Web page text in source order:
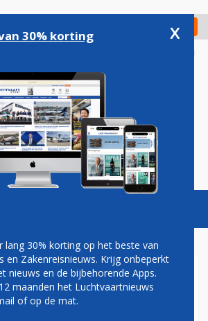
Check in
Podcasts Vacatures
MAAKT MILES
EENVOUDIGER
30% korting x
lang 30% korting op het beste van
en Zakenreisnieuws. Krijg onbeperkt
nieuws en de bijbehorende Apps.
maanden het Luchtvaartnieuws
of op de mat.